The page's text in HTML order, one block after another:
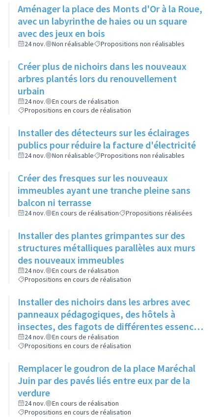
Aménager la place des Monts d'Or à la Roue,
avec un labyrinthe de haies ou un square
avec des jeux en bois
24 nov. Non réalisable Propositions non réalisables
Créer plus de nichoirs dans les nouveaux
arbres plantés lors du renouvellement
urbain
24 nov.
En cours de réalisation
Propositions en cours de réalisation
Installer des détecteurs sur les éclairages
publics pour réduire la facture d'électricité
24 nov. Non réalisable Propositions non réalisables
Créer des fresques sur les nouveaux
immeubles ayant une tranche pleine sans
balcon ni terrasse
24 nov. En cours de réalisation Propositions réalisées
Installer des plantes grimpantes sur des
structures métalliques parallèles aux murs
des nouveaux immeubles
24 nov.
En cours de réalisation
Propositions en cours de réalisation
Installer des nichoirs dans les arbres avec
panneaux pédagogiques, des hôtels à
insectes, des fagots de différentes essences
pour stimuler la biodiversité sur la place du
Château à la Roue
24 nov.
En cours de réalisation
Propositions en cours de réalisation
Remplacer le goudron de la place Maréchal
Juin par des pavés liés entre eux par de la
verdure
24 nov.
En cours de réalisation
Propositions en cours de réalisation